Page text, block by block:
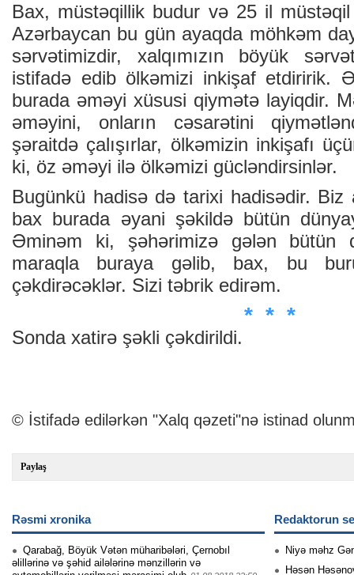
Bax, müstəqillik budur və 25 il
Azərbaycan bu gün ayaqda möhkəm
sərvətimizdir, xalqımızın böyük
istifadə edib ölkəmizi inkişaf etdiririk.
burada əməyi xüsusi qiymətə layiqdir.
əməyini, onların cəsarətini
şəraitdə çalışırlar, ölkəmizin inkişafı
ki, öz əməyi ilə ölkəmizi gücləndirsinlər.
Bugünkü hadisə də tarixi hadisədir. Biz
bax burada əyani şəkildə bütün
Əminəm ki, şəhərimizə gələn bütün
maraqla buraya gəlib, bax, bu
çəkdirəcəklər. Sizi təbrik edirəm.
* * *
Sonda xatirə şəkli çəkdirildi.
© İstifadə edilərkən "Xalq qəzeti"nə istinad
Paylaş
Rəsmi xronika
Qarabağ, Böyük Vətən müharibələri, Çernobıl
əlillərinə və şəhid ailələrinə mənzillərin və
Redaktorun
Niyə məhz
Həsən